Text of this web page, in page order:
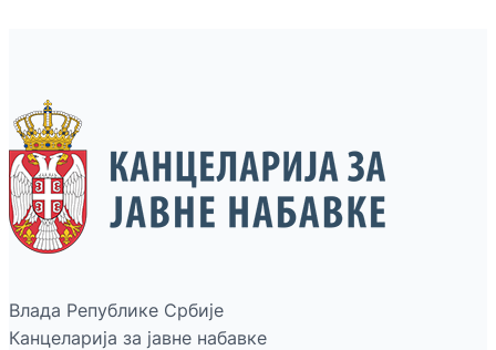
Влада Републике Србије
Канцеларија за јавне набавке